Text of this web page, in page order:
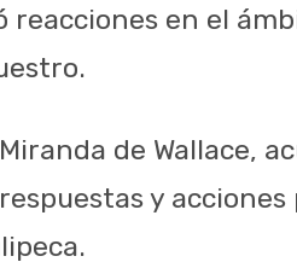
reacciones en el
de Wallace,
y